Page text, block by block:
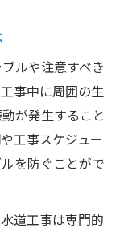
ルや注意すべき
事中に周囲の生
が発生すること
工事スケジュー
を防ぐことがで
道工事は専門的